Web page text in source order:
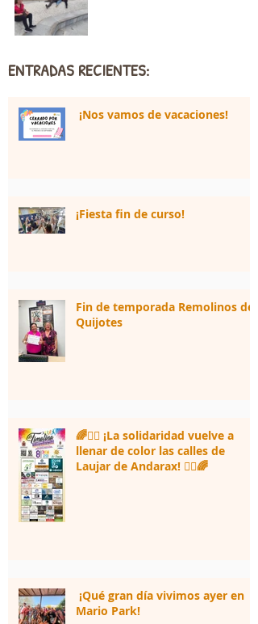
ENTRADAS RECIENTES:
¡Nos vamos de vacaciones!
¡Fiesta fin de curso!
Fin de temporada Remolinos de
Quijotes
🌈🏃‍♀️ ¡La solidaridad vuelve a
llenar de color las calles de
Laujar de Andarax! 🏃‍♂️🌈
¡Qué gran día vivimos ayer en
Mario Park!